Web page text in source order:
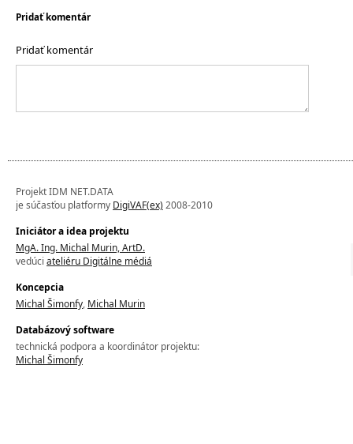
Pridať komentár
Pridať komentár
Projekt IDM NET.DATA
je súčasťou platformy DigiVAF(ex)2008-2010
Iniciátor a idea projektu
MgA. Ing. Michal Murin, ArtD.
vedúci ateliéru Digitálne médiá
Koncepcia
Michal Šimonfy, Michal Murin
Databázový software
technická podpora a koordinátor projektu:
Michal Šimonfy